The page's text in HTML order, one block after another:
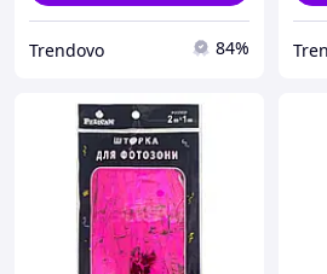
Trendovo 84%